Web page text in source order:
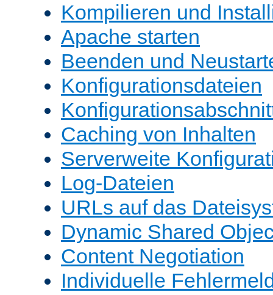
Kompilieren und
Apache starten
Beenden und
Konfigurationsdateien
Caching von Inhalten
Serverweite
Log-Dateien
URLs auf das
Dynamic Shared
Content Negotiation
Individuelle